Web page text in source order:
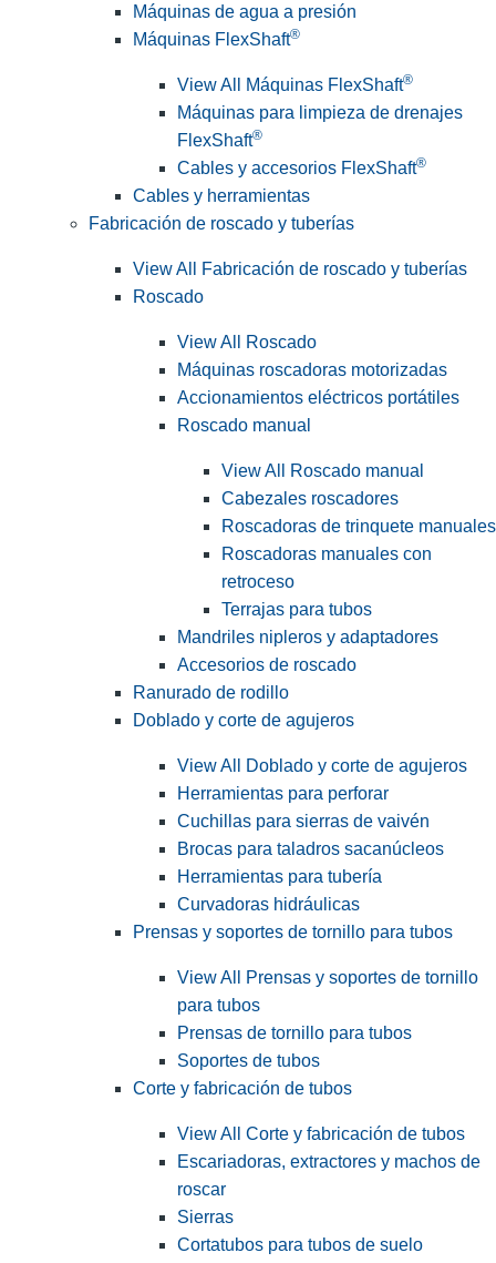
Máquinas de agua a presión
Máquinas FlexShaft®
View All Máquinas FlexShaft®
Máquinas para limpieza de drenajes
FlexShaft®
Cables y accesorios FlexShaft®
Cables y herramientas
Fabricación de roscado y tuberías
View All Fabricación de roscado y tuberías
Roscado
View All Roscado
Máquinas roscadoras motorizadas
Accionamientos eléctricos portátiles
Roscado manual
View All Roscado manual
Cabezales roscadores
Roscadoras de trinquete manuales
Roscadoras manuales con
retroceso
Terrajas para tubos
Mandriles nipleros y adaptadores
Accesorios de roscado
Ranurado de rodillo
Doblado y corte de agujeros
View All Doblado y corte de agujeros
Herramientas para perforar
Cuchillas para sierras de vaivén
Brocas para taladros sacanúcleos
Herramientas para tubería
Curvadoras hidráulicas
Prensas y soportes de tornillo para tubos
View All Prensas y soportes de tornillo
para tubos
Prensas de tornillo para tubos
Soportes de tubos
Corte y fabricación de tubos
View All Corte y fabricación de tubos
Escariadoras, extractores y machos de
roscar
Sierras
Cortatubos para tubos de suelo